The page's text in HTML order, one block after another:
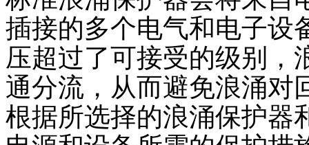
插接的多个电气和电子设
压超过了可接受的级别，
通分流，从而避免浪涌对
根据所选择的浪涌保护器